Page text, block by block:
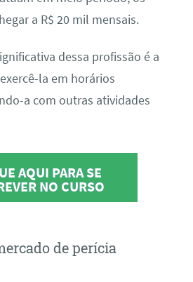
a R$ 20 mil mensais.
dessa profissão é a
la em horários
a com outras atividades
AQUI PARA SE
NO CURSO
de perícia